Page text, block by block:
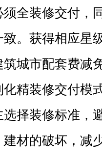
全装修交付，
。获得相应星
城市配套费减
精装修交付模
择装修标准，
材的破坏，减